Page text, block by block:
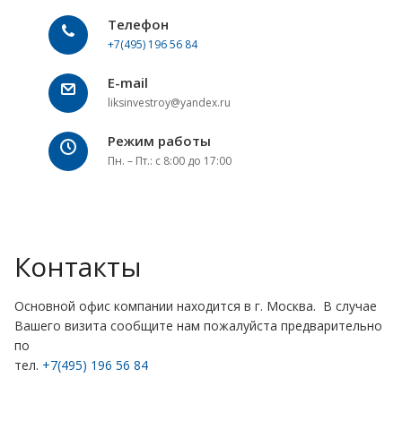
Телефон
+7(495) 196 56 84
E-mail
liksinvestroy@yandex.ru
Режим работы
Пн. – Пт.: с 8:00 до 17:00
Контакты
Основной офис компании находится в г. Москва. В случае
Вашего визита сообщите нам пожалуйста предварительно
по
тел. +7(495) 196 56 84